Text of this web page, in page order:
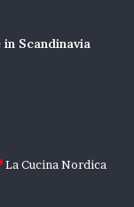
Scandinavia
La Cucina Nordica